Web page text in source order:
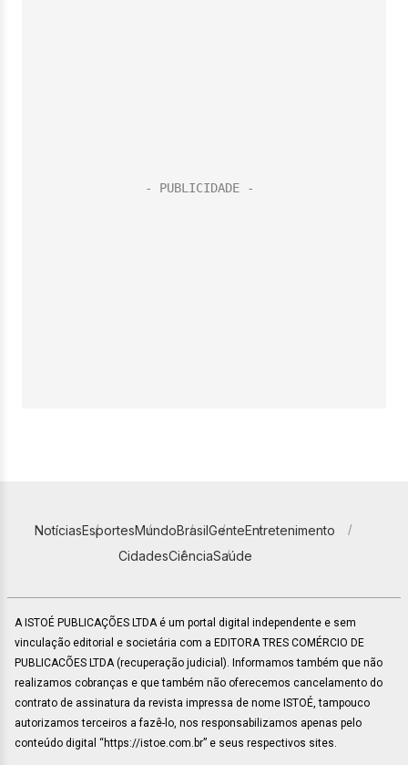
NotíciasEsportesMundoBrasilGenteEntretenimento
CidadesCiênciaSaúde
A ISTOÉ PUBLICAÇÕES LTDA é um portal digital independente e sem
vinculação editorial e societária com a EDITORA TRES COMÉRCIO DE
PUBLICACÕES LTDA (recuperação judicial). Informamos também que não
realizamos cobranças e que também não oferecemos cancelamento do
contrato de assinatura da revista impressa de nome ISTOÉ, tampouco
autorizamos terceiros a fazê-lo, nos responsabilizamos apenas pelo
conteúdo digital “https://istoe.com.br” e seus respectivos sites.